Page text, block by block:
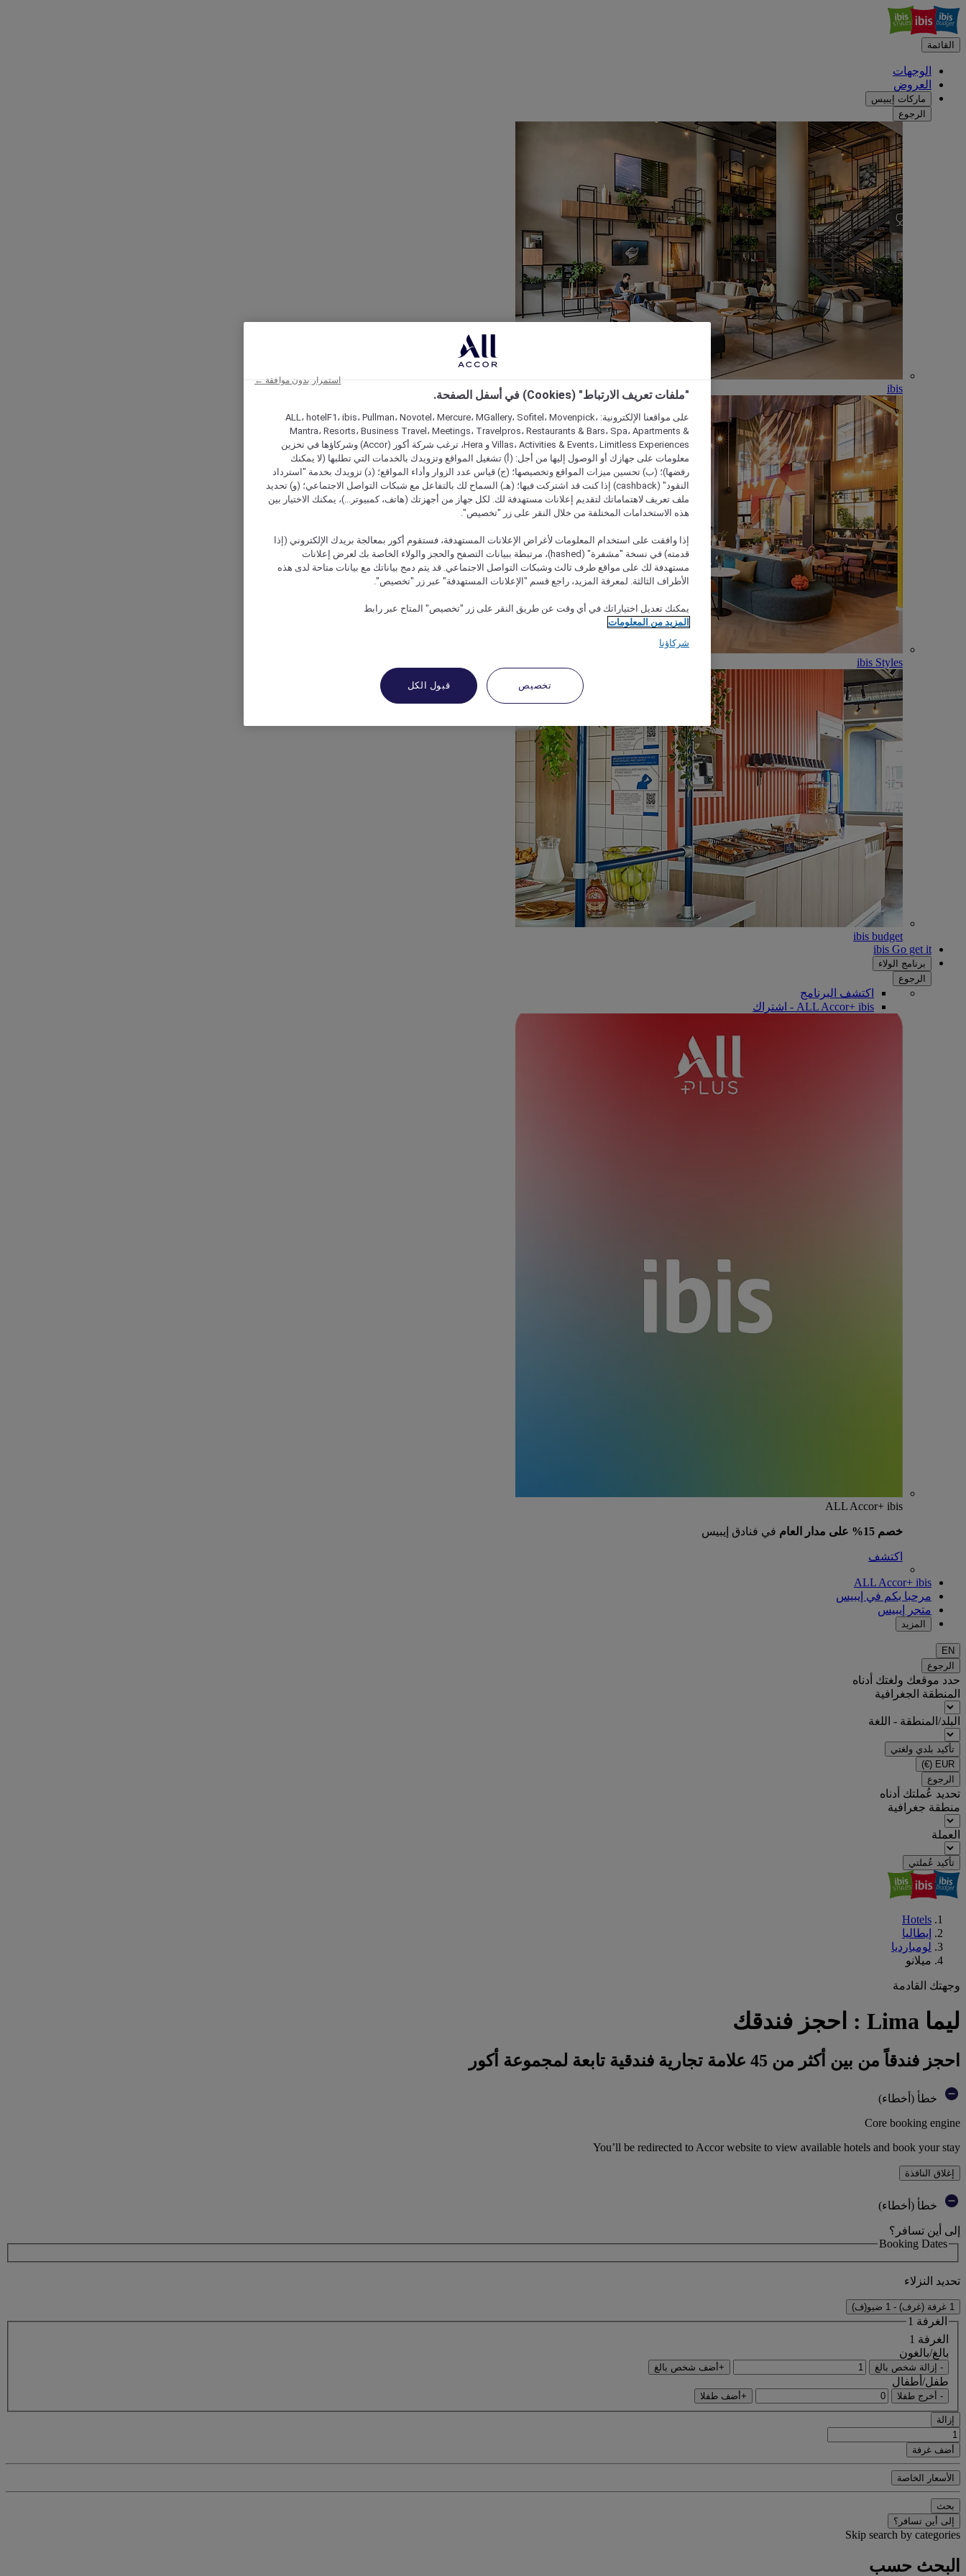
القائمة
الوجهات
العروض
ماركات إيبيس
الرجوع
ibis
ibis Styles
ibis budget
ibis Go get it
برنامج الولاء
الرجوع
اكتشف البرنامج
ALL Accor+ ibis - اشتراك
ALL Accor+ ibis
خصم 15% على مدار العام في فنادق إيبيس
اكتشف
ALL Accor+ ibis
مرحبا بكم في إيبيس
متجر إيبيس
المزيد
EN
الرجوع
حدد موقعك ولغتك أدناه
المنطقة الجغرافية
البلد/المنطقة - اللغة
تأكيد بلدي ولغتي
EUR
(€)
الرجوع
تحديد عُملتك أدناه
منطقة جغرافية
العملة
تأكيد عُملتي
Hotels
إيطاليا
لومبارديا
ميلانو
وجهتك القادمة
ليما Lima : احجز فندقك
احجز فندقاً من بين أكثر من 45 علامة تجارية فندقية تابعة لمجموعة أكور
خطأ (أخطاء)
Core booking engine
You’ll be redirected to Accor website to view available hotels and book your stay
إغلاق النافذة
خطأ (أخطاء)
إلى أين تسافر؟
Booking Dates
تحديد النزلاء
1 غرفة (غرف) - 1 ضيو(ف)
الغرفة 1
الغرفة 1
بالغ/بالغون
- إزالة شخص بالغ +أضف شخص بالغ
طفل/أطفال
- أخرج طفلا +أضف طفلا
إزالة
أضف غرفة
الأسعار الخاصة
بحث
إلى أين تسافر؟
Skip search by categories
البحث حسب
"ملفات تعريف الارتباط" (Cookies) في أسفل الصفحة.
على مواقعنا الإلكترونية: ALL، hotelF1، ibis، Pullman، Novotel، Mercure، MGallery، Sofitel، Movenpick،
Mantra، Resorts، Business Travel، Meetings، Travelpros، Restaurants & Bars، Spa، Apartments &
Villas، Activities & Events، Limitless Experiences و Hera، ترغب شركة أكور (Accor) وشركاؤها في تخزين
معلومات على جهازك أو الوصول إليها من أجل: (أ) تشغيل المواقع وتزويدك بالخدمات التي تطلبها (لا يمكنك
رفضها)؛ (ب) تحسين ميزات المواقع وتخصيصها؛ (ج) قياس عدد الزوار وأداء المواقع؛ (د) تزويدك بخدمة "استرداد
النقود" (cashback) إذا كنت قد اشتركت فيها؛ (هـ) السماح لك بالتفاعل مع شبكات التواصل الاجتماعي؛ (و) تحديد
ملف تعريف لاهتماماتك لتقديم إعلانات مستهدفة لك. لكل جهاز من أجهزتك (هاتف، كمبيوتر...)، يمكنك الاختيار بين
هذه الاستخدامات المختلفة من خلال النقر على زر "تخصيص".
إذا وافقت على استخدام المعلومات لأغراض الإعلانات المستهدفة، فستقوم أكور بمعالجة بريدك الإلكتروني (إذا
قدمته) في نسخة "مشفرة" (hashed)، مرتبطة ببيانات التصفح والحجز والولاء الخاصة بك لعرض إعلانات
مستهدفة لك على مواقع طرف ثالث وشبكات التواصل الاجتماعي. قد يتم دمج بياناتك مع بيانات متاحة لدى هذه
الأطراف الثالثة. لمعرفة المزيد، راجع قسم "الإعلانات المستهدفة" عبر زر "تخصيص".
يمكنك تعديل اختياراتك في أي وقت عن طريق النقر على زر "تخصيص" المتاح عبر رابط
المزيد من المعلومات
شركاؤنا
تخصيص قبول الكل
استمرار بدون موافقة ←